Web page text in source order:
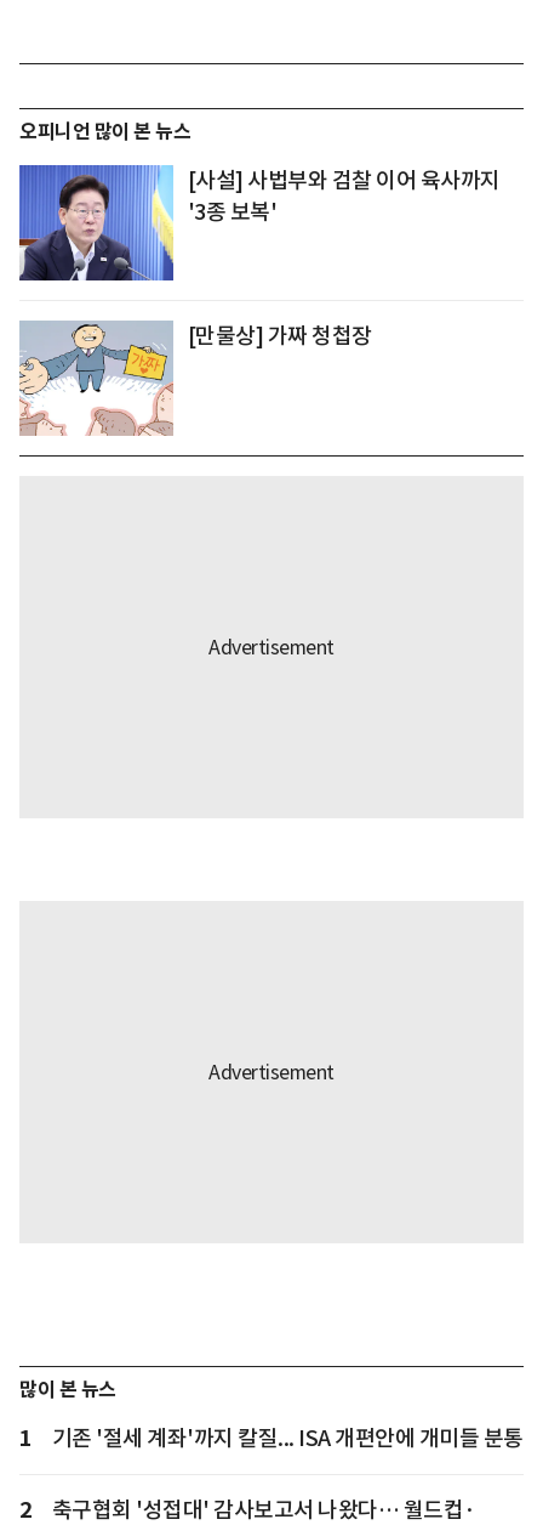
오피니언 많이 본 뉴스
[사설] 사법부와 검찰 이어 육사까지
'3종 보복'
[만물상] 가짜 청첩장
많이 본 뉴스
1 기존 '절세 계좌'까지 칼질... ISA 개편안에 개미들 분통
2
축구협회 '성접대' 감사보고서 나왔다… 월드컵·